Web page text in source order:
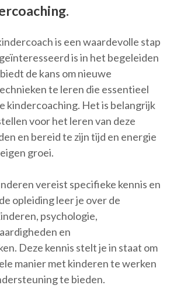
is een waardevolle stap
is in het begeleiden
de kans om nieuwe
te leren die essentieel
kindercoaching. Het is belangrijk
voor het leren van deze
en bereid te zijn tijd en energie
groei.
vereist specifieke kennis en
opleiding leer je over de
psychologie,
en
Deze kennis stelt je in staat om
manier met kinderen te werken
te bieden.